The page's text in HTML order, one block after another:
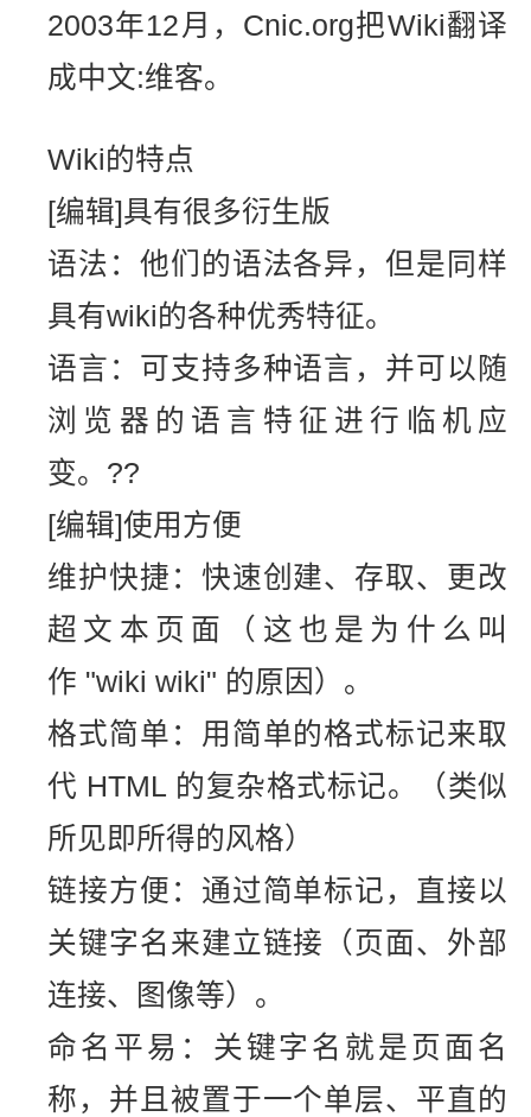
2003年12月，Cnic.org把Wiki翻译
成中文:维客。
Wiki的特点
[编辑]具有很多衍生版
语法：他们的语法各异，但是同样
具有wiki的各种优秀特征。
语言：可支持多种语言，并可以随
浏览器的语言特征进行临机应
变。??
[编辑]使用方便
维护快捷：快速创建、存取、更改
超文本页面（这也是为什么叫
作 "wiki wiki" 的原因）。
格式简单：用简单的格式标记来取
代 HTML 的复杂格式标记。（类似
所见即所得的风格）
链接方便：通过简单标记，直接以
关键字名来建立链接（页面、外部
连接、图像等）。
命名平易：关键字名就是页面名
称，并且被置于一个单层、平直的